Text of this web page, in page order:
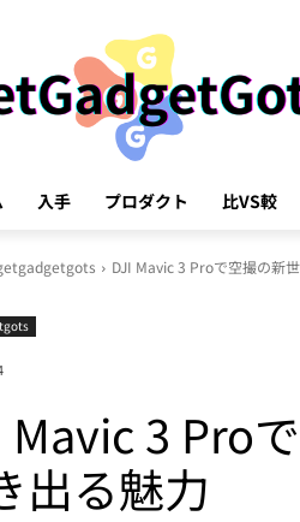
入手 プロダクト 比VS較
DJI Mavic 3 Proで空撮の新
Mavic 3 Pro
出る魅力